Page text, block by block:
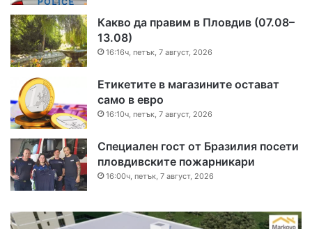
Какво да правим в Пловдив (07.08–
13.08)
16:16ч, петък, 7 август, 2026
Етикетите в магазините остават
само в евро
16:10ч, петък, 7 август, 2026
Специален гост от Бразилия посети
пловдивските пожарникари
16:00ч, петък, 7 август, 2026